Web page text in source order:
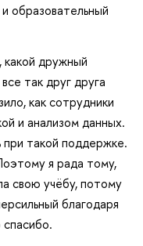
образовательный
какой дружный
так друг друга
как сотрудники
и анализом данных.
такой поддержке.
я рада тому,
свою учёбу, потому
благодаря